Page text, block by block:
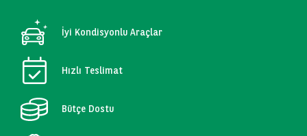
İyi Kondisyonlu Araçlar
Hızlı Teslimat
Bütçe Dostu